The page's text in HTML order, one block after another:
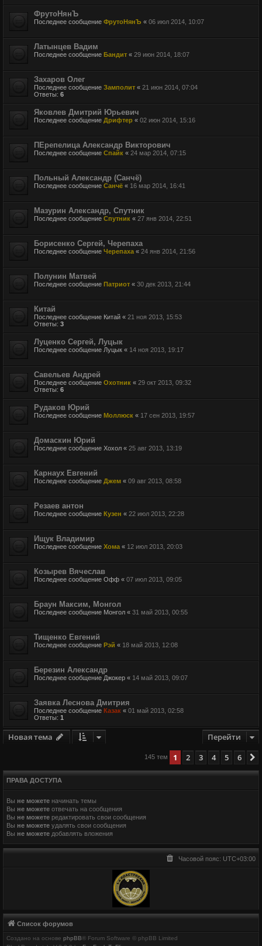
ФрутоНянЪ
Последнее сообщение ФрутоНянЪ « 06 июл 2014, 10:07
Латынцев Вадим
Последнее сообщение Бандит « 29 июн 2014, 18:07
Захаров Олег
Последнее сообщение Замполит « 21 июн 2014, 07:04
Ответы: 6
Яковлев Дмитрий Юрьевич
Последнее сообщение Дрифтер « 02 июн 2014, 15:16
ПЕрепелица Александр Викторович
Последнее сообщение Спайк « 24 мар 2014, 07:15
Польный Александр (Санчё)
Последнее сообщение Санчё « 16 мар 2014, 16:41
Мазурин Александр, Спутник
Последнее сообщение Спутник « 27 янв 2014, 22:51
Борисенко Сергей, Черепаха
Последнее сообщение Черепаха « 24 янв 2014, 21:56
Полунин Матвей
Последнее сообщение Патриот « 30 дек 2013, 21:44
Китай
Последнее сообщение Китай « 21 ноя 2013, 15:53
Ответы: 3
Луценко Сергей, Луцык
Последнее сообщение Луцык « 14 ноя 2013, 19:17
Савельев Андрей
Последнее сообщение Охотник « 29 окт 2013, 09:32
Ответы: 6
Рудаков Юрий
Последнее сообщение Моллюск « 17 сен 2013, 19:57
Домаскин Юрий
Последнее сообщение Хохол « 25 авг 2013, 13:19
Карнаух Евгений
Последнее сообщение Джем « 09 авг 2013, 08:58
Резаев антон
Последнее сообщение Кузен « 22 июл 2013, 22:28
Ищук Владимир
Последнее сообщение Хома « 12 июл 2013, 20:03
Козырев Вячеслав
Последнее сообщение Офф « 07 июл 2013, 09:05
Браун Максим, Монгол
Последнее сообщение Монгол « 31 май 2013, 00:55
Тищенко Евгений
Последнее сообщение Рэй « 18 май 2013, 12:08
Березин Александр
Последнее сообщение Джокер « 14 май 2013, 09:07
Заявка Леснова Дмитрия
Последнее сообщение Казак « 01 май 2013, 02:58
Ответы: 1
Новая тема Перейти
145 тем 1 2 3 4 5 6
ПРАВА ДОСТУПА
Вы не можете начинать темы
Вы не можете отвечать на сообщения
Вы не можете редактировать свои сообщения
Вы не можете удалять свои сообщения
Вы не можете добавлять вложения
Часовой пояс: UTC+03:00
Список форумов
Создано на основе phpBB® Forum Software © phpBB Limited